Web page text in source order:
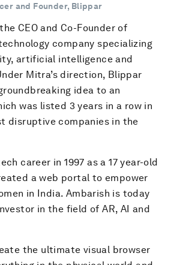
and Founder, Blippar
CEO and Co-Founder of
company specializing
artificial intelligence and
Mitra’s direction, Blippar
idea to an
was listed 3 years in a row in
disruptive companies in the
career in 1997 as a 17 year-old
a web portal to empower
in India. Ambarish is today
in the field of AR, AI and
the ultimate visual browser